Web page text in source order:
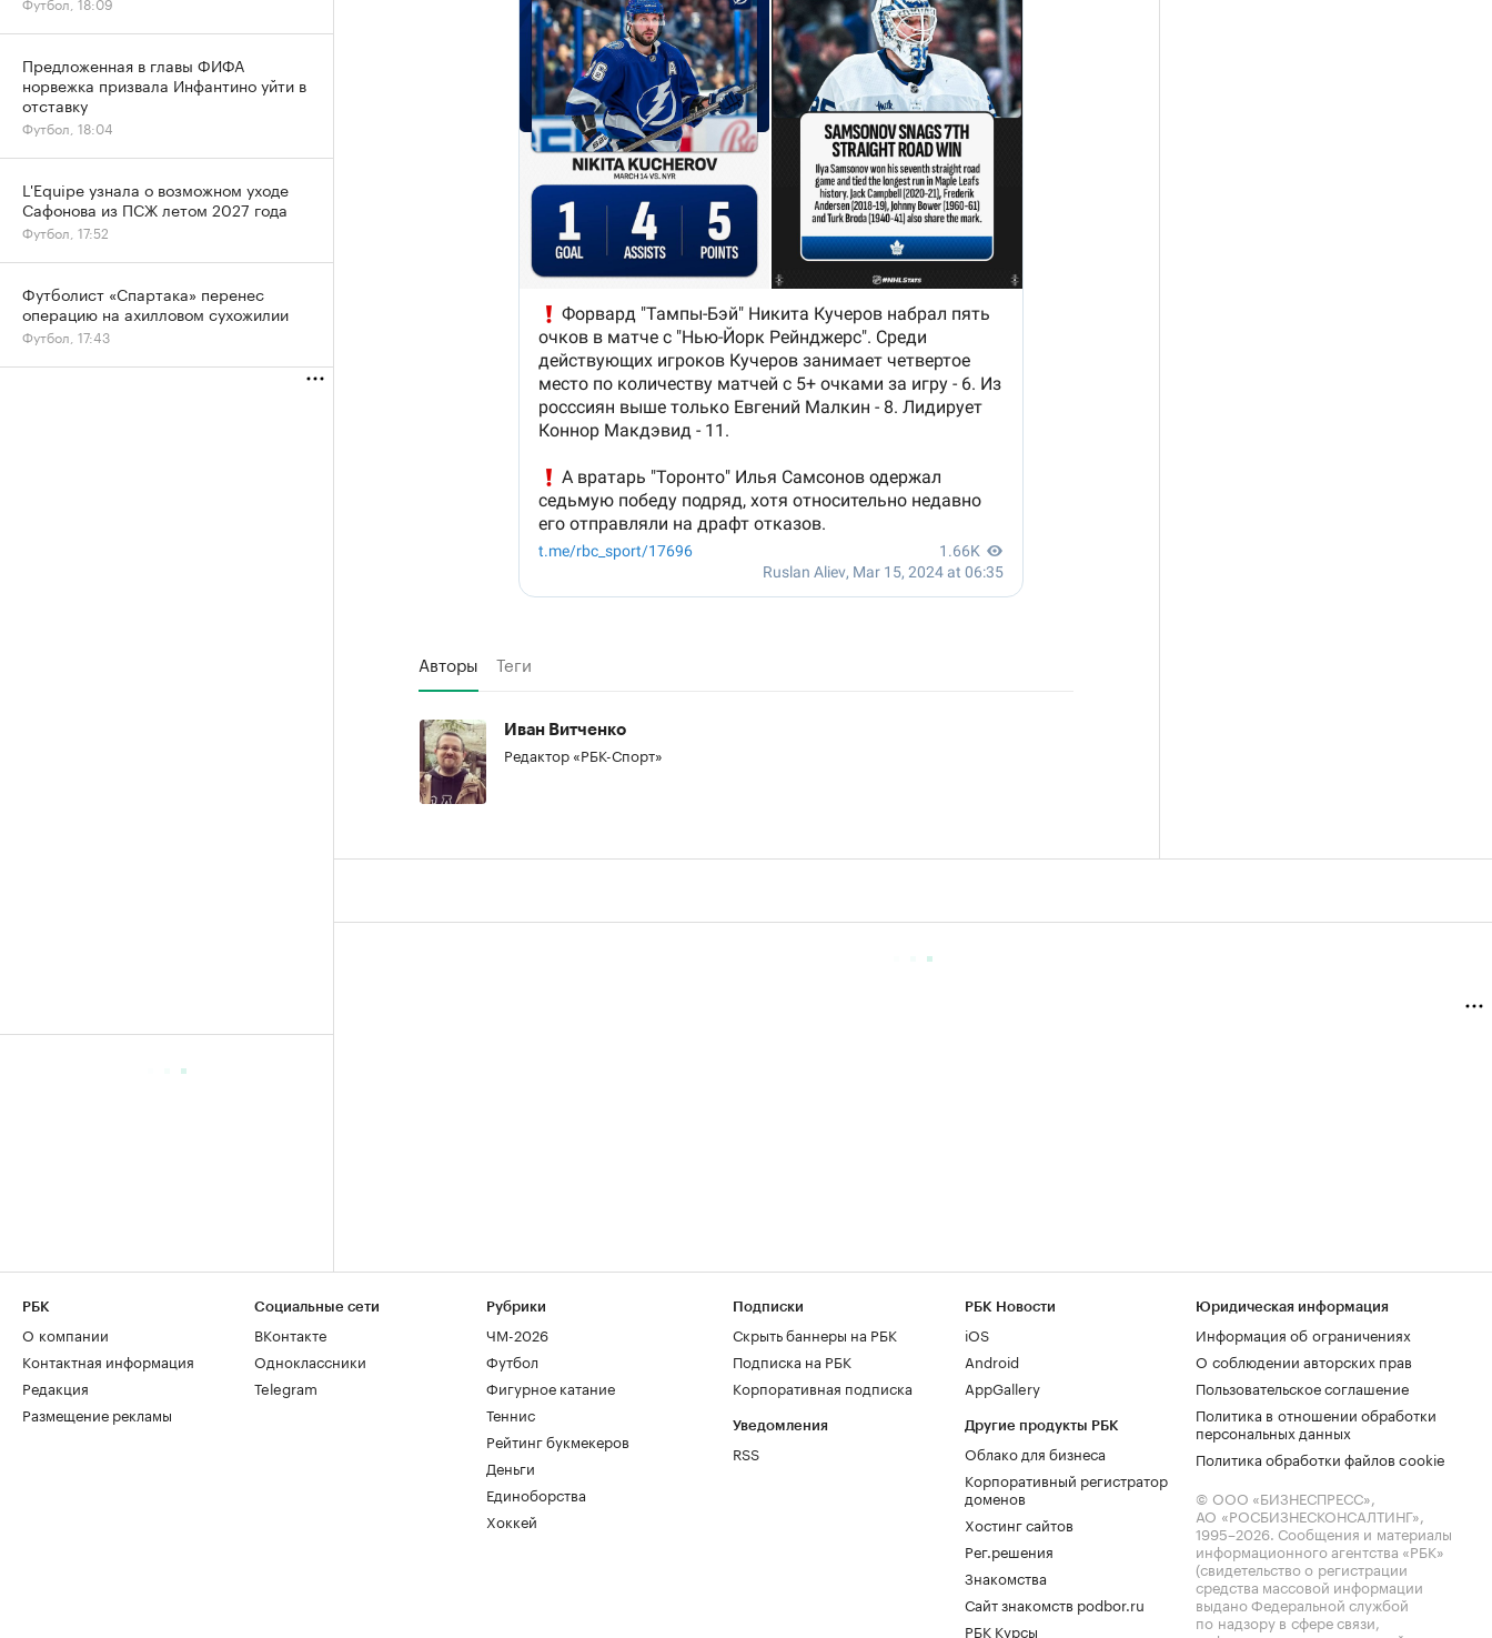
Авторы Теги
Иван Витченко
Редактор «РБК-Спорт»
Предложенная в главы ФИФА
норвежка призвала Инфантино уйти в
отставку
Футбол, 18:04
L'Equipe узнала о возможном уходе
Сафонова из ПСЖ летом 2027 года
Футбол, 17:52
Футболист «Спартака» перенес
операцию на ахилловом сухожилии
Футбол, 17:43
РБК
О компании
Контактная информация
Редакция
Размещение рекламы
Социальные сети
ВКонтакте
Одноклассники
Telegram
Рубрики
ЧМ-2026
Футбол
Фигурное катание
Теннис
Рейтинг букмекеров
Деньги
Единоборства
Хоккей
Подписки
Скрыть баннеры на РБК
Подписка на РБК
Корпоративная подписка
Уведомления
RSS
РБК Новости
iOS
Android
AppGallery
Другие продукты РБК
Облако для бизнеса
Корпоративный регистратор
доменов
Хостинг сайтов
Рег.решения
Знакомства
Сайт знакомств podbor.ru
РБК Курсы
Юридическая информация
Информация об ограничениях
О соблюдении авторских прав
Пользовательское соглашение
Политика в отношении обработки
персональных данных
Политика обработки файлов cookie
© ООО «БИЗНЕСПРЕСС»,
АО «РОСБИЗНЕСКОНСАЛТИНГ»,
1995–2026. Сообщения и материалы
информационного агентства «РБК»
(свидетельство о регистрации
средства массовой информации
выдано Федеральной службой
по надзору в сфере связи,